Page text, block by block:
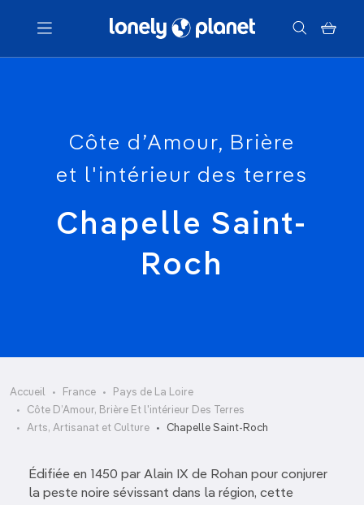
Menu
Votre recherche
Côte d’Amour, Brière
et l'intérieur des terres
Chapelle Saint-
Roch
Accueil France
Pays de La Loire
Côte D’Amour, Brière Et l'intérieur Des Terres
Arts, Artisanat et Culture
Chapelle Saint-Roch
Édifiée en 1450 par Alain IX de Rohan pour conjurer
la peste noire sévissant dans la région, cette